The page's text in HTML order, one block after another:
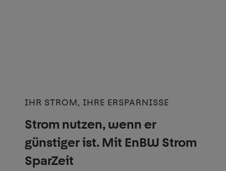
IHR STROM, IHRE ERSPARNISSE
Strom nutzen, wenn er
günstiger ist. Mit EnBW Strom
SparZeit